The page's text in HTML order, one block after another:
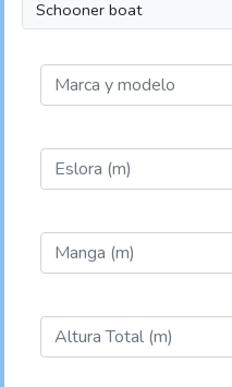
Schooner boat